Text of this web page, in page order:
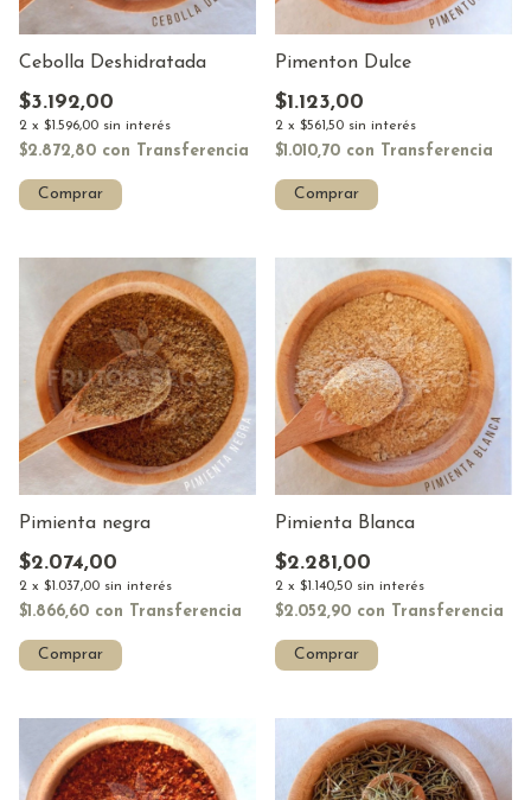
Cebolla Deshidratada
$3.192,00
2 x $1.596,00 sin interés
$2.872,80 con Transferencia
Comprar
Pimenton Dulce
$1.123,00
2 x $561,50 sin interés
$1.010,70 con Transferencia
Comprar
Pimienta negra
$2.074,00
2 x $1.037,00 sin interés
$1.866,60 con Transferencia
Comprar
Pimienta Blanca
$2.281,00
2 x $1.140,50 sin interés
$2.052,90 con Transferencia
Comprar